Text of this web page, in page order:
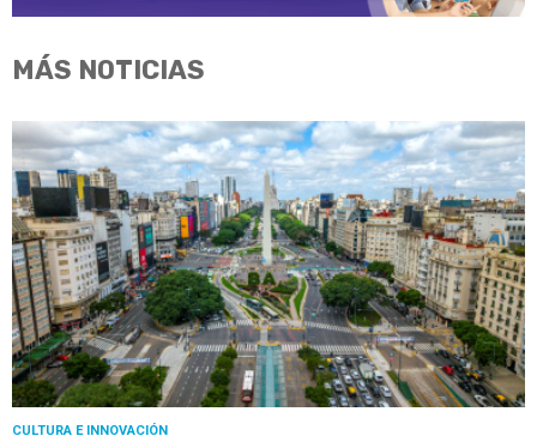
MÁS NOTICIAS
CULTURA E INNOVACIÓN